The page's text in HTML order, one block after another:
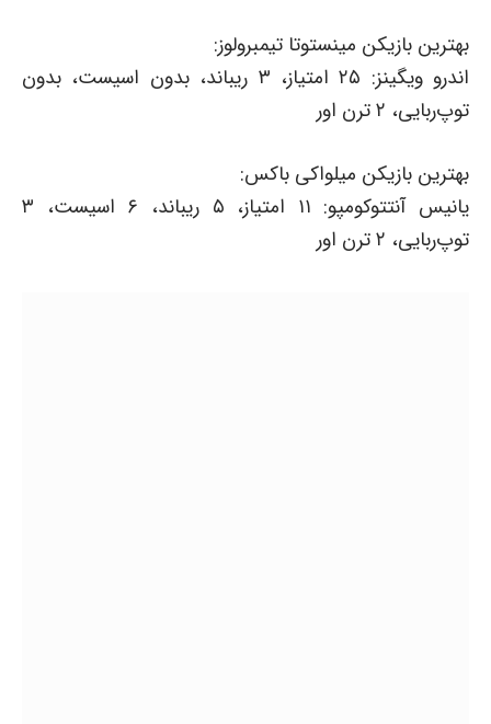
بهترین بازیکن مینستوتا تیمبرولوز:
اندرو ویگینز: ۲۵ امتیاز، ۳ ریباند، بدون اسیست، بدون
توپ‌ربایی، ۲ ترن اور
بهترین بازیکن میلواکی باکس:
یانیس آنتتوکومپو: ۱۱ امتیاز، ۵ ریباند، ۶ اسیست، ۳
توپ‌ربایی، ۲ ترن اور